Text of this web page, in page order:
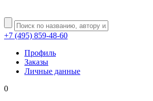
+7 (495) 859-48-60
Профиль
Заказы
Личные данные
0